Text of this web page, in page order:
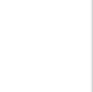
i ciesz
w